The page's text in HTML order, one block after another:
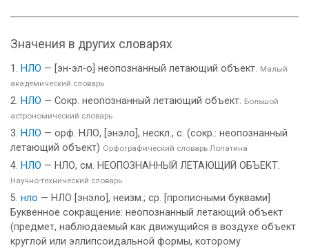
Значения в других словарях
НЛО — [эн-эл-о] неопознанный летающий объект. Малый
академический словарь
НЛО — Сокр. неопознанный летающий объект. Большой
астрономический словарь
НЛО — орф. НЛО, [энэло], нескл., с. (сокр.: неопознанный
летающий объект) Орфографический словарь Лопатина
НЛО — НЛО, см. НЕОПОЗНАННЫЙ ЛЕТАЮЩИЙ ОБЪЕКТ.
Научно-технический словарь
нло — НЛО [энэло], неизм.; ср. [прописными буквами]
Буквенное сокращение: неопознанный летающий объект
(предмет, наблюдаемый как движущийся в воздухе объект
круглой или эллипсоидальной формы, которому